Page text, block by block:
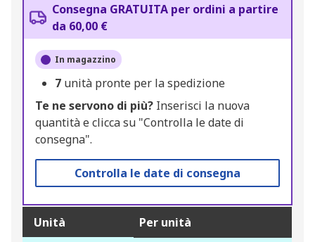
Consegna GRATUITA per ordini a partire
da 60,00 €
In magazzino
7 unità pronte per la spedizione
Te ne servono di più? Inserisci la nuova
quantità e clicca su "Controlla le date di
consegna".
Controlla le date di consegna
Unità Per unità